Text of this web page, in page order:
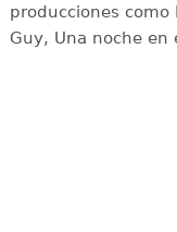
producciones como
Guy, Una noche en